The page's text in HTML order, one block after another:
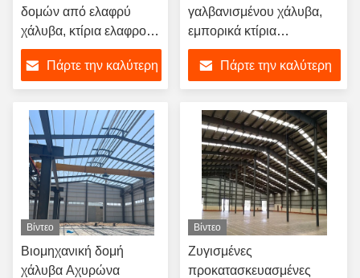
δομών από ελαφρύ
χάλυβα, κτίρια ελαφρού
χάλυβα
Πάρτε την καλύτερη
γαλβανισμένου χάλυβα,
εμπορικά κτίρια
αποθήκευσης μετάλλων
Πάρτε την καλύτερη
Βίντεο
Βιομηχανική δομή
χάλυβα Αχυρώνα
Βίντεο
Ζυγισμένες
προκατασκευασμένες